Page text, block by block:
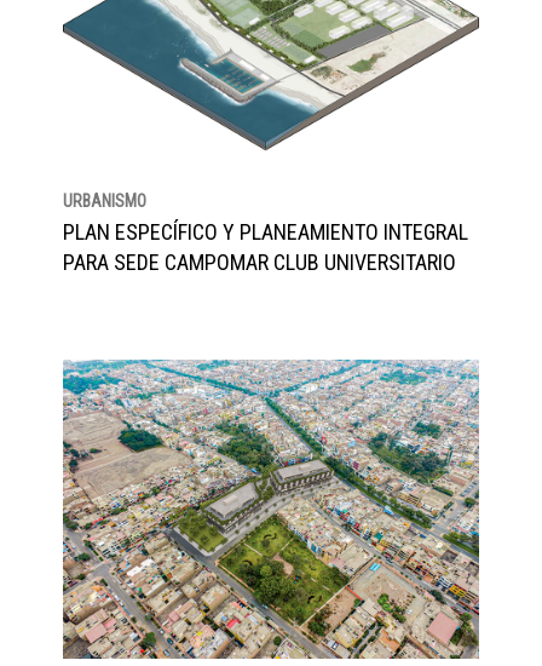
URBANISMO
PLAN ESPECÍFICO Y PLANEAMIENTO INTEGRAL
PARA SEDE CAMPOMAR CLUB UNIVERSITARIO